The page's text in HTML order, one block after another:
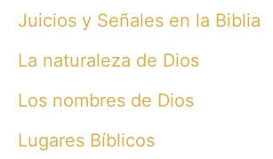
Juicios y Señales en la Biblia
La naturaleza de Dios
Los nombres de Dios
Lugares Bíblicos